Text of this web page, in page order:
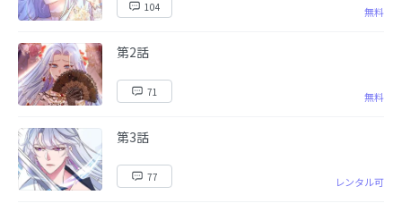
104 無料
第2話
71 無料
第3話
77 レンタル可